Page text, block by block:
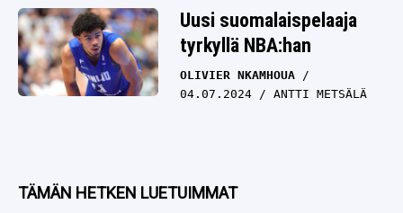
Uusi suomalaispelaaja
tyrkyllä NBA:han
OLIVIER NKAMHOUA
04.07.2024
ANTTI METSÄLÄ
TÄMÄN HETKEN LUETUIMMAT